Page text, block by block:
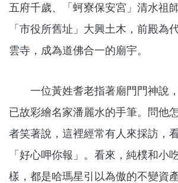
五府千歲、「蚵寮保安宮」清水祖
「市役所舊址」大興土木，前殿為
雲寺，成為道佛合一的廟宇。
一位黃姓耆老指著廟門門神說
已故彩繪名家潘麗水的手筆。問他
者笑著說，這裡經常有人來採訪，
「好心呷你報」。看來，純樸和小
樣，都是哈瑪星引以為傲的不變資產